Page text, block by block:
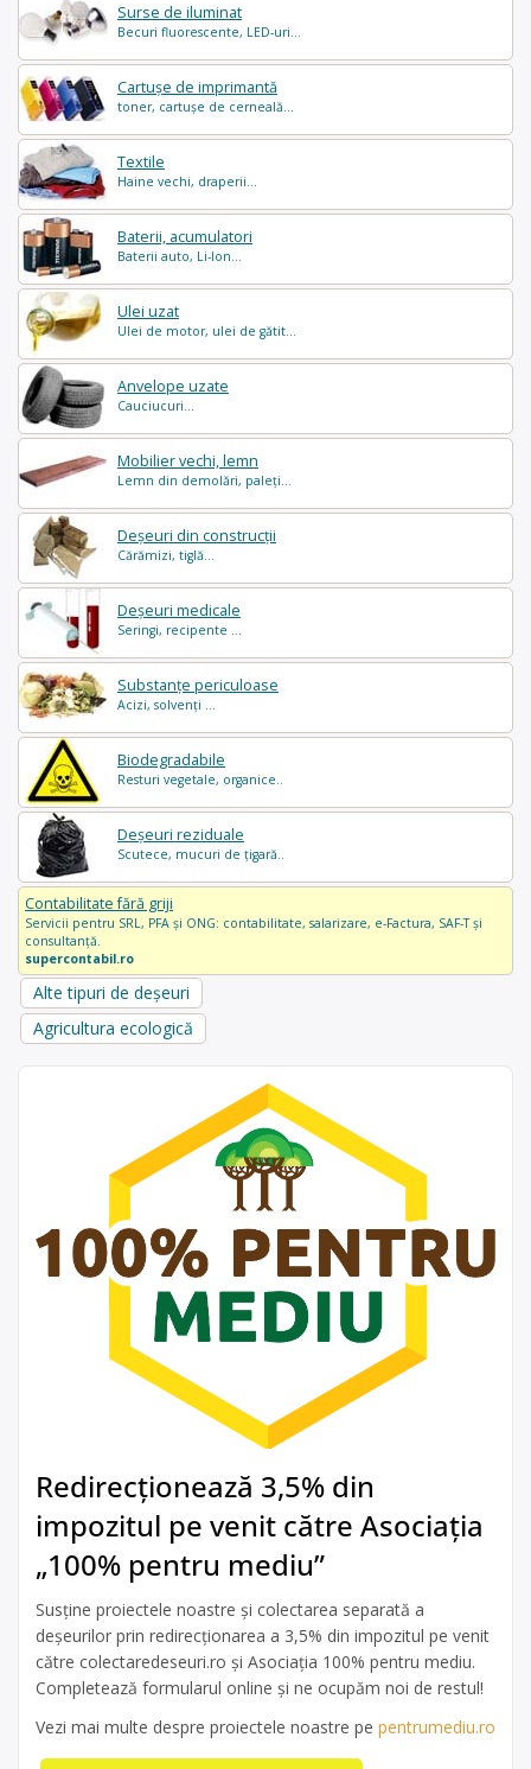
Surse de iluminat
Becuri fluorescente, LED-uri...
Cartușe de imprimantă
toner, cartușe de cerneală...
Textile
Haine vechi, draperii...
Baterii, acumulatori
Baterii auto, Li-Ion...
Ulei uzat
Ulei de motor, ulei de gătit...
Anvelope uzate
Cauciucuri...
Mobilier vechi, lemn
Lemn din demolări, paleți...
Deșeuri din construcții
Cărămizi, tiglă...
Deșeuri medicale
Seringi, recipente ...
Substanțe periculoase
Acizi, solvenți ...
Biodegradabile
Resturi vegetale, organice..
Deșeuri reziduale
Scutece, mucuri de țigară..
Contabilitate fără griji
Servicii pentru SRL, PFA și ONG: contabilitate, salarizare, e-Factura, SAF-T și
consultanță.
supercontabil.ro
Alte tipuri de deșeuri
Agricultura ecologică
Redirecționează 3,5% din
impozitul pe venit către Asociația
„100% pentru mediu”
Susține proiectele noastre și colectarea separată a
deșeurilor prin redirecționarea a 3,5% din impozitul pe venit
către colectaredeseuri.ro și Asociația 100% pentru mediu.
Completează formularul online și ne ocupăm noi de restul!
Vezi mai multe despre proiectele noastre pe pentrumediu.ro